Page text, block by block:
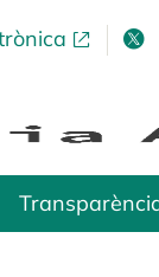
in a new